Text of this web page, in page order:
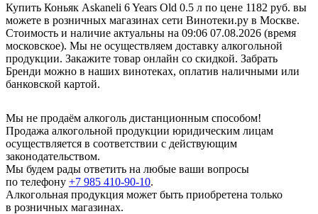
Купить Коньяк Askaneli 6 Years Old 0.5 л по цене 1182 руб. вы
можете в розничных магазинах сети Винотеки.ру в Москве.
Стоимость и наличие актуальны на 09:06 07.08.2026 (время
московское). Мы не осуществляем доставку алкогольной
продукции. Закажите товар онлайн со скидкой. Забрать
Бренди можно в наших винотеках, оплатив наличными или
банковской картой.
Мы не продаём алкоголь дистанционным способом!
Продажа алкогольной продукции юридическим лицам
осуществляется в соответствии с действующим
законодательством.
Мы будем рады ответить на любые ваши вопросы
по телефону +7 985 410-90-10.
Алкогольная продукция может быть приобретена только
в розничных магазинах.